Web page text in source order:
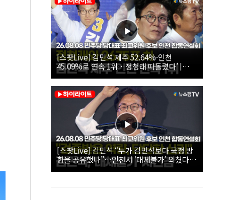
[스팟Live] 김민석 제주 52.64%·인천
45.09%로 연속 1위…정청래 따돌렸다’ |
26.08.08 더불어민주당 당대표·최고위원 후
보 인천 합동연설회
[스팟Live] 김민석 “누가 김민석보다 국정 방
향을 공유했나”…인천서 ‘대체불가’ 외쳤다 |
26.08.08 더불어민주당 당대표·최고위원 후